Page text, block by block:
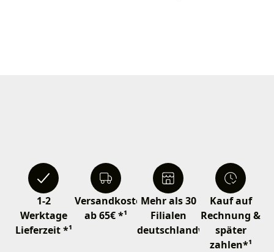
1-2
Werktage
Lieferzeit *¹
Versandkostenfrei
ab 65€ *¹
Mehr als 30
Filialen
deutschlandweit
Kauf auf
Rechnung &
später
zahlen*¹